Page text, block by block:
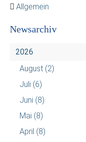
Allgemein
Newsarchiv
2026
August (2)
Juli (6)
Juni (8)
Mai (8)
April (8)